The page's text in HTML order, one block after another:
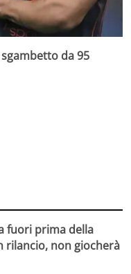
da 95
fuori prima della
rilancio, non giocherà